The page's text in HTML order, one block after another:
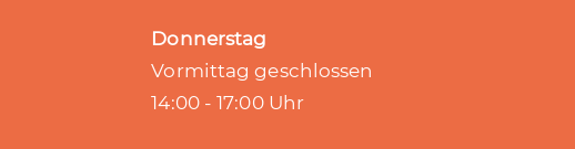
Donnerstag
Vormittag geschlossen
14:00 - 17:00 Uhr